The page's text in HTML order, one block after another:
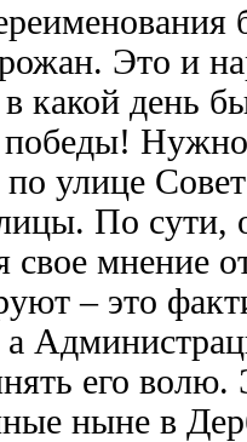
Это и
какой день
улице
По сути,
свое мнение
– это
а
его волю.
ныне в